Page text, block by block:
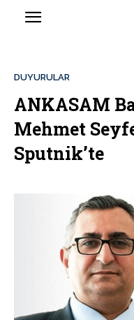
DUYURULAR
ANKASAM
Mehmet
Sputnik’te